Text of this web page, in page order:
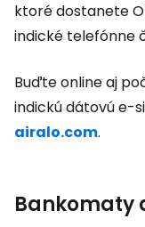
ktoré dostanete
indické telefónne
Buďte online aj
indickú dátovú e-
airalo.com.
Bankomaty